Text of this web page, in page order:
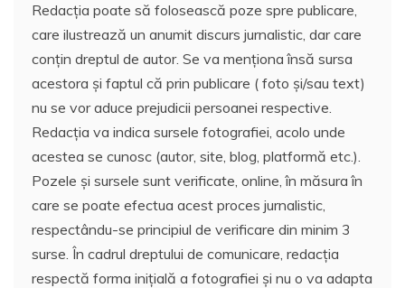
Redacția poate să folosească poze spre publicare,
care ilustrează un anumit discurs jurnalistic, dar care
conțin dreptul de autor. Se va menționa însă sursa
acestora și faptul că prin publicare ( foto și/sau text)
nu se vor aduce prejudicii persoanei respective.
Redacția va indica sursele fotografiei, acolo unde
acestea se cunosc (autor, site, blog, platformă etc.).
Pozele și sursele sunt verificate, online, în măsura în
care se poate efectua acest proces jurnalistic,
respectându-se principiul de verificare din minim 3
surse. În cadrul dreptului de comunicare, redacția
respectă forma inițială a fotografiei și nu o va adapta